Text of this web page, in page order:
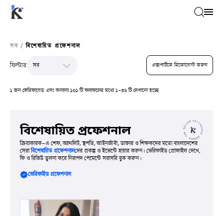
সব / বিশেষায়িত প্রফেশনাল
ফিল্টার এক্সপার্টকে রিকোয়েস্ট করুন
১ জন ভেরিফায়েড এবং অন্যান্য ১০১ টি ফলাফলের মধ্যে ১-৩৬ টি দেখানো হচ্ছে
বিশেষায়িত প্রফেশনাল
ক্রিয়াকারক-এ শেফ, অ্যাথলিট, স্থপতি, আইনজীবী, ডাক্তার ও শিক্ষকদের মতো বাংলাদেশের
সেরাবিশেষায়িত প্রফেশনালদের প্রকল্প ও ইভেন্টে হায়ার করুন। ভেরিফাইড প্রোফাইল দেখে,
ফি ও রিভিউ তুলনা করে নিরাপদ পেমেন্টে সরাসরি বুক করুন।
ভেরিফাইড প্রফেশনাল